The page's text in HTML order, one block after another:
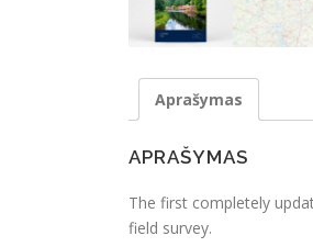
Aprašymas
APRAŠYMAS
The first completely
field survey.